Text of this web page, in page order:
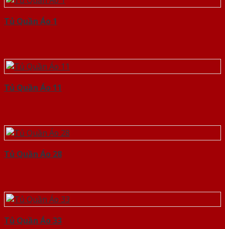
Tủ Quần Áo 1
Tủ Quần Áo 11
Tủ Quần Áo 28
Tủ Quần Áo 33